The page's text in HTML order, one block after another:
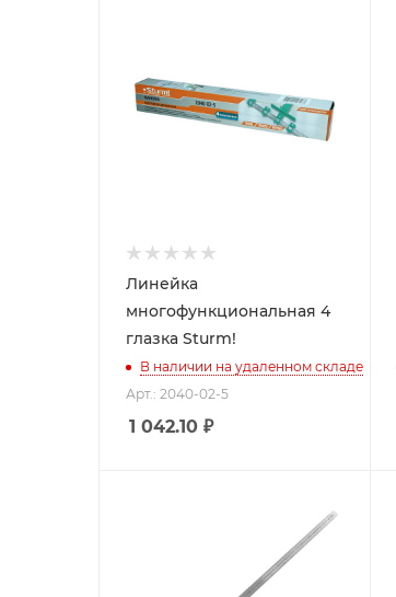
Линейка
многофункциональная 4
глазка Sturm!
В наличии на удаленном складе
Арт.: 2040-02-5
1 042.10 ₽